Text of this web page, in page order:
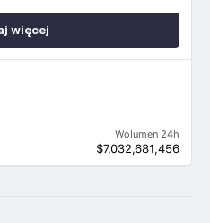
Wolumen 24h
$7,032,681,456
więcej